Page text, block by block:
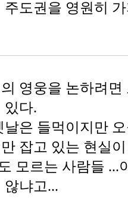
주도권을 영원히
영웅을 논하려면
있다.
날은 들먹이지만
잡고 있는 현실
모르는 사람들 ...
않냐고...